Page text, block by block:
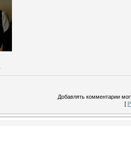
Добавлять комментарии
[